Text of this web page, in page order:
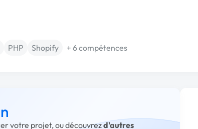
PHP Shopify + 6 compétences
votre projet, ou découvrezd'autres